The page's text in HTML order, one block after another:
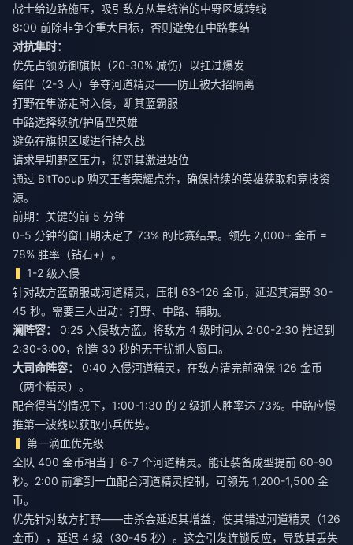
战士给边路施压，吸引敌方从隼统治的中野区域转线
8:00 前除非争夺重大目标，否则避免在中路集结
对抗隼时：
优先占领防御旗帜（20-30% 减伤）以扛过爆发
结伴（2-3 人）争夺河道精灵——防止被大招隔离
打野在隼游走时入侵，断其蓝霸服
中路选择续航/护盾型英雄
避免在旗帜区域进行持久战
请求早期野区压力，惩罚其激进站位
通过 BitTopup 购买王者荣耀点券，确保持续的英雄获取和竞技资
源。
前期：关键的前 5 分钟
0-5 分钟的窗口期决定了 73% 的比赛结果。领先 2,000+ 金币 =
78% 胜率（钻石+）。
1-2 级入侵
针对敌方蓝霸服或河道精灵，压制 63-126 金币，延迟其清野 30-
45 秒。需要三人出动：打野、中路、辅助。
澜阵容：
0:25 入侵敌方蓝。将敌方 4 级时间从 2:00-2:30 推迟到
2:30-3:00，创造 30 秒的无干扰抓人窗口。
大司命阵容：
0:40 入侵河道精灵，在敌方清完前确保 126 金币
（两个精灵）。
配合得当的情况下，1:00-1:30 的 2 级抓人胜率达 73%。中路应慢
推第一波线以获取小兵优势。
第一滴血优先级
全队 400 金币相当于 6-7 个河道精灵。能让装备成型提前 60-90
秒。2:00 前拿到一血配合河道精灵控制，可领先 1,200-1,500 金
币。
优先针对敌方打野——击杀会延迟其增益，使其错过河道精灵（126
金币），延迟 4 级（30-45 秒）。这会引发连锁反应，导致其丢失